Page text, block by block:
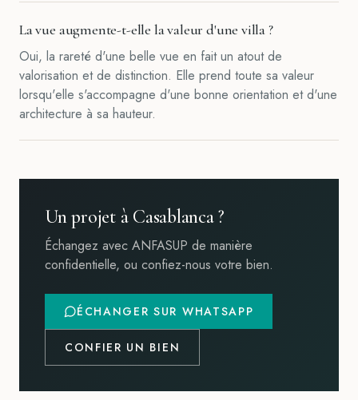
La vue augmente-t-elle la valeur d'une villa ?
Oui, la rareté d'une belle vue en fait un atout de
valorisation et de distinction. Elle prend toute sa valeur
lorsqu'elle s'accompagne d'une bonne orientation et d'une
architecture à sa hauteur.
Un projet à Casablanca ?
Échangez avec ANFASUP de manière
confidentielle, ou confiez-nous votre bien.
ÉCHANGER SUR WHATSAPP
CONFIER UN BIEN